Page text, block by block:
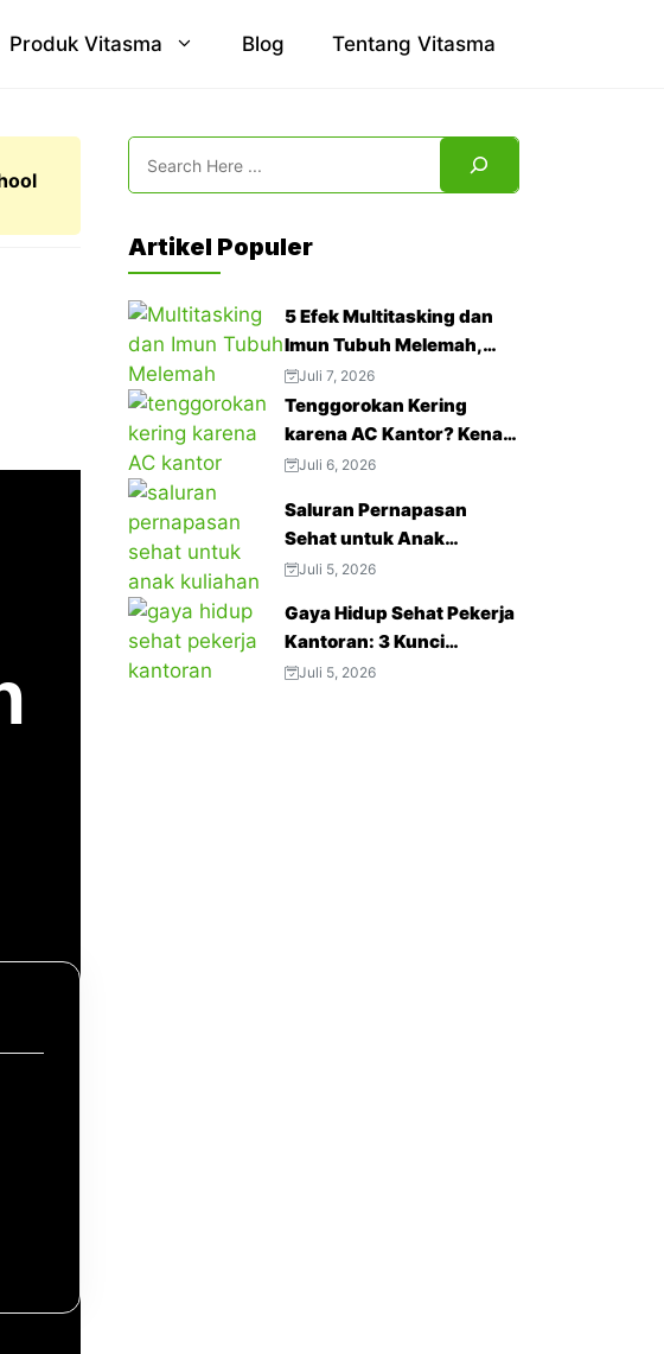
Produk Vitasma Blog Tentang Vitasma
Artikel Populer
5 Efek Multitasking dan
Imun Tubuh Melemah,
Jangan Abaikan!
Juli 7, 2026
Tenggorokan Kering
karena AC Kantor? Kenali
4 Cara Mengatasinya
Juli 6, 2026
Saluran Pernapasan
Sehat untuk Anak
Kuliahan: 3 Tips Menjaga
Tengah Aktivitas Padat
Juli 5, 2026
Gaya Hidup Sehat Pekerja
Kantoran: 3 Kunci
Menjaga Produktivitas
Juli 5, 2026